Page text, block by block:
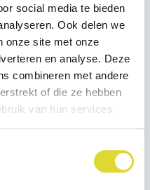
social media te bieden
Ook delen we
onze site met onze
en analyse. Deze
combineren met andere
of die ze hebben
van hun services.
2026
2026
2026
zusje, vriend of